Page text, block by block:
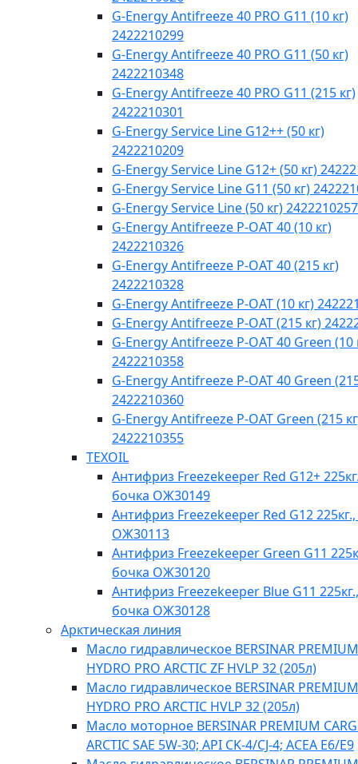
G-Energy Antifreeze 40 PRO G11 (10 кг)
2422210299
G-Energy Antifreeze 40 PRO G11 (50 кг)
2422210348
G-Energy Antifreeze 40 PRO G11 (215 кг)
2422210301
G-Energy Service Line G12++ (50 кг)
2422210209
G-Energy Service Line G12+ (50 кг)
G-Energy Service Line G11 (50 кг)
G-Energy Service Line (50 кг) 2422210257
G-Energy Antifreeze P-OAT 40 (10 кг)
2422210326
G-Energy Antifreeze P-OAT 40 (215 кг)
2422210328
G-Energy Antifreeze P-OAT (10 кг)
G-Energy Antifreeze P-OAT (215 кг)
G-Energy Antifreeze P-OAT 40 Green (10
2422210358
G-Energy Antifreeze P-OAT 40 Green
2422210360
G-Energy Antifreeze P-OAT Green (215
2422210355
TEXOIL
Антифриз Freezekeeper Red G12+
бочка ОЖ30149
Антифриз Freezekeeper Red G12
ОЖ30113
Антифриз Freezekeeper Green G11
бочка ОЖ30120
Антифриз Freezekeeper Blue G11 225кг.,
бочка ОЖ30128
Арктическая линия
Масло гидравлическое BERSINAR PREMIUM
HYDRO PRO ARCTIC ZF HVLP 32 (205л)
Масло гидравлическое BERSINAR PREMIUM
HYDRO PRO ARCTIC HVLP 32 (205л)
Масло моторное BERSINAR PREMIUM
ARCTIC SAE 5W-30; API CK-4/CJ-4; ACEA E6/E9